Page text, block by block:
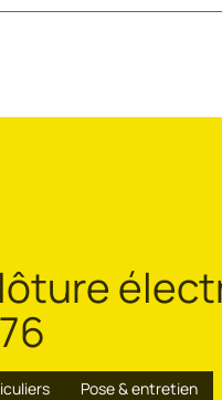
Pose & entretien